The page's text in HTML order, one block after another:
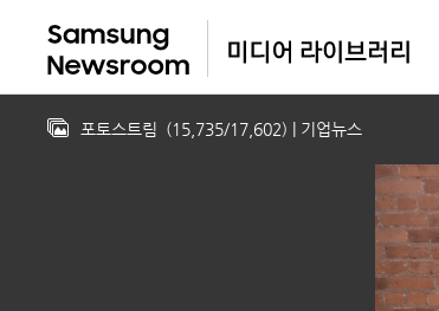
포토스트림 (15,735/17,602) | 기업뉴스